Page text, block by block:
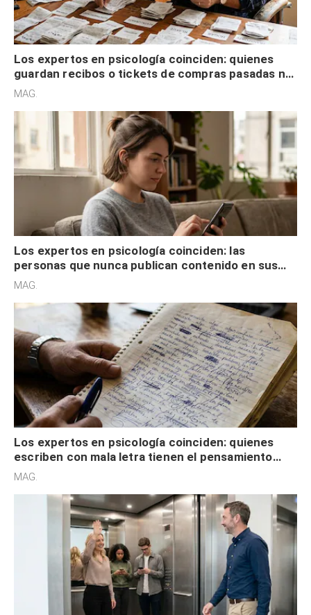
Los expertos en psicología coinciden: quienes
guardan recibos o tickets de compras pasadas no
son acumuladores, sino que tienen necesidad de
MAG.
Los expertos en psicología coinciden: las
personas que nunca publican contenido en sus
redes sociales no pretenden buscar validación
MAG.
Los expertos en psicología coinciden: quienes
escriben con mala letra tienen el pensamiento
acelerado y no lo hacen por desinterés
MAG.